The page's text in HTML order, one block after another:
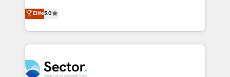
Oferecemos ainda agentes de IA especializados em
HubSpot que automatizam tarefas executam rotinas
empresas em 13 países utilizam a Nexforce. Somos
one of HubSpot's most experienced and technically
capable Agency Partners globally. We specialise in
complex CRM migrations, implementations,
integrations, custom CMS portal development,
businesses. Our teams are based in North America
Elite5.0